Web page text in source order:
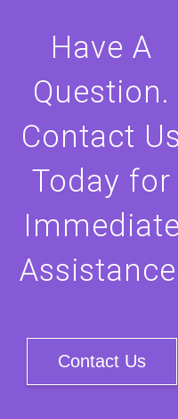
Have A
Question.
Contact Us
Today for
Immediate
Contact Us